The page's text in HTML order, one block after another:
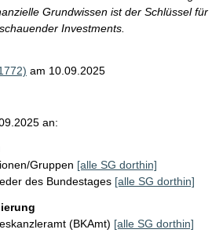
Grundwissen ist der Schlüssel für
Investments.
am 10.09.2025
an:
Gruppen [alle SG dorthin]
des Bundestages [alle SG dorthin]
(BKAmt) [alle SG dorthin]